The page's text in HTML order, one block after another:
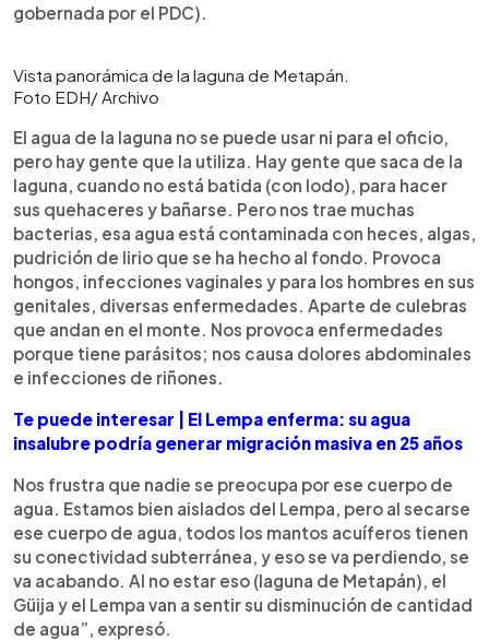
gobernada por el PDC).
Vista panorámica de la laguna de Metapán.
Foto EDH/ Archivo
El agua de la laguna no se puede usar ni para el oficio,
pero hay gente que la utiliza. Hay gente que saca de la
laguna, cuando no está batida (con lodo), para hacer
sus quehaceres y bañarse. Pero nos trae muchas
bacterias, esa agua está contaminada con heces, algas,
pudrición de lirio que se ha hecho al fondo. Provoca
hongos, infecciones vaginales y para los hombres en sus
genitales, diversas enfermedades. Aparte de culebras
que andan en el monte. Nos provoca enfermedades
porque tiene parásitos; nos causa dolores abdominales
e infecciones de riñones.
Te puede interesar | El Lempa enferma: su agua
insalubre podría generar migración masiva en 25 años
Nos frustra que nadie se preocupa por ese cuerpo de
agua. Estamos bien aislados del Lempa, pero al secarse
ese cuerpo de agua, todos los mantos acuíferos tienen
su conectividad subterránea, y eso se va perdiendo, se
va acabando. Al no estar eso (laguna de Metapán), el
Güija y el Lempa van a sentir su disminución de cantidad
de agua”, expresó.